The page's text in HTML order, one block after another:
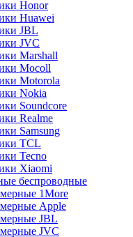
Honor
Huawei
JBL
JVC
Marshall
Mocoll
Motorola
Nokia
Soundcore
Realme
Samsung
TCL
Tecno
Xiaomi
беспроводные
1More
Apple
JBL
JVC